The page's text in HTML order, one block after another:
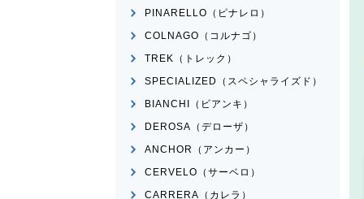
PINARELLO（ピナレロ）
COLNAGO（コルナゴ）
TREK（トレック）
SPECIALIZED（スペシャライズド）
BIANCHI（ビアンキ）
DEROSA（デローザ）
ANCHOR（アンカー）
CERVELO（サーベロ）
CARRERA（カレラ）